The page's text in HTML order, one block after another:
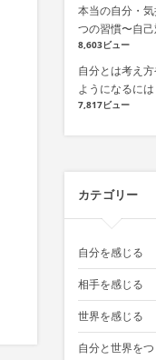
本当の自分・
つの習慣〜自
8,603ビュー
自分とは考え
ようになるには
7,817ビュー
カテゴリー
自分を感じる
相手を感じる
世界を感じる
自分と世界を